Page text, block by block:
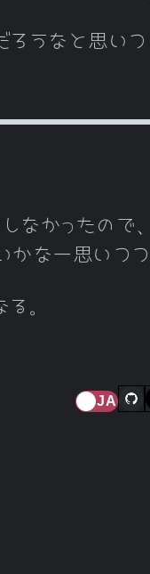
ろうなと思い
なかったので
かなー思いつ
。
JA